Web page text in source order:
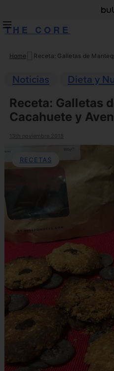
THE CORE
Skip
content
Home Receta: Galletas de
Noticias Dieta y
Receta: Galletas
Cacahuete y
13th noviembre 2018
RECETAS